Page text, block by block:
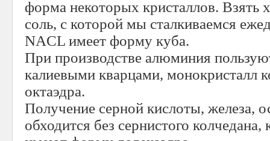
форма некоторых кристаллов. Взять
соль, с которой мы сталкиваемся
NACL имеет форму куба.
При производстве алюминия
калиевыми кварцами, монокристалл
октаэдра.
Получение серной кислоты, железа,
обходится без сернистого колчедана,